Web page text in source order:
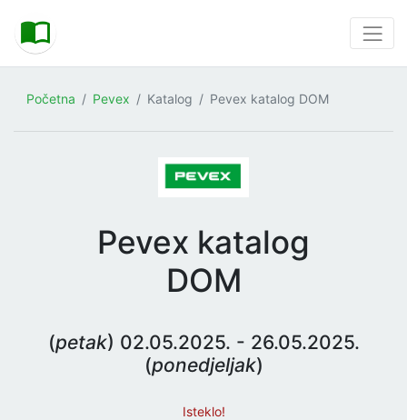
Početna Pevex Katalog Pevex katalog DOM
Pevex katalog
DOM
(petak) 02.05.2025. - 26.05.2025.
(ponedjeljak)
Isteklo!